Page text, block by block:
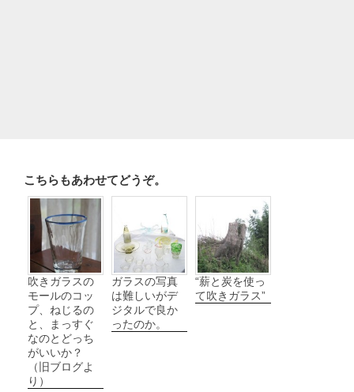
こちらもあわせてどうぞ。
吹きガラスの
モールのコッ
プ、ねじるの
と、まっすぐ
なのとどっち
がいいか？
（旧ブログよ
り）
ガラスの写真
は難しいがデ
ジタルで良か
ったのか。
“薪と炭を使っ
て吹きガラス”